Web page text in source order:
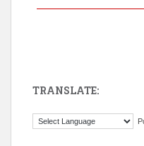
Este gato macho ha
TRANSLATE: